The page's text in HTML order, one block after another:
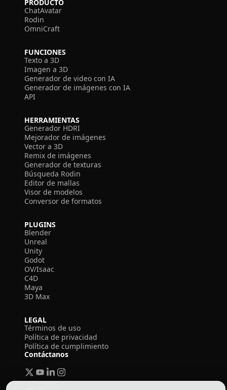
PRODUCTO
ChatAvatar
Rodin
OmniCraft
FUNCIONES
Texto a 3D
Imagen a 3D
Generador de video con IA
Generador de imágenes con IA
API
HERRAMIENTAS
Generador HDRI
Mejorador de imágenes
Vector a 3D
Remix de imágenes
Generador de texturas
Búsqueda Rodin
Editor de mallas
Visor de modelos
Conversor de formatos
PLUGINS
Blender
Unreal
Unity
Godot
OV/Isaac
C4D
Maya
3D Max
LEGAL
Términos de uso
Política de privacidad
Política de cumplimiento
Contáctanos